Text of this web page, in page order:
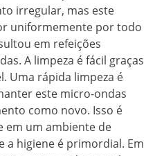
irregular, mas este
uniformemente por todo
em refeições
A limpeza é fácil graças
Uma rápida limpeza é
este micro-ondas
como novo. Isso é
um ambiente de
a higiene é primordial. Em